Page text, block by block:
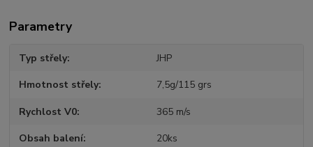
Parametry
Typ střely JHP
Hmotnost střely 7,5g/115 grs
Rychlost V0 365 m/s
Obsah balení 20ks